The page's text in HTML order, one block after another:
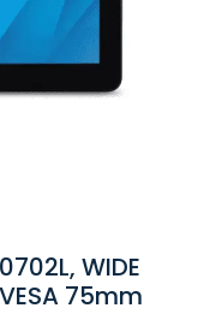
WIDE
75mm